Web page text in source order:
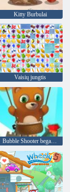
Kitty Burbulai
Vaisių jungtis
Bubble Shooter begalinis